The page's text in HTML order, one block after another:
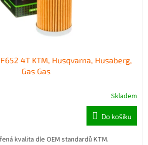
4T KTM, Husqvarna, Husaberg,
Gas Gas
Skladem
Do košíku
kvalita dle OEM standardů KTM.